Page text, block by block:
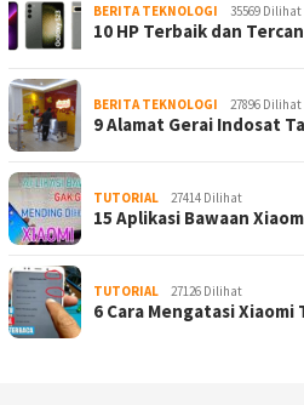
BERITA TEKNOLOGI 35569 Dilihat
10 HP Terbaik dan
BERITA TEKNOLOGI 27896 Dilihat
9 Alamat Gerai Indosat
TUTORIAL 27414 Dilihat
15 Aplikasi Bawaan
TUTORIAL 27126 Dilihat
6 Cara Mengatasi